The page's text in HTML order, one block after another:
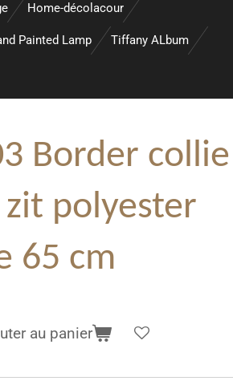
Home-décolacour
Painted Lamp Tiffany ALbum
Border collie
polyester
65 cm
au panier